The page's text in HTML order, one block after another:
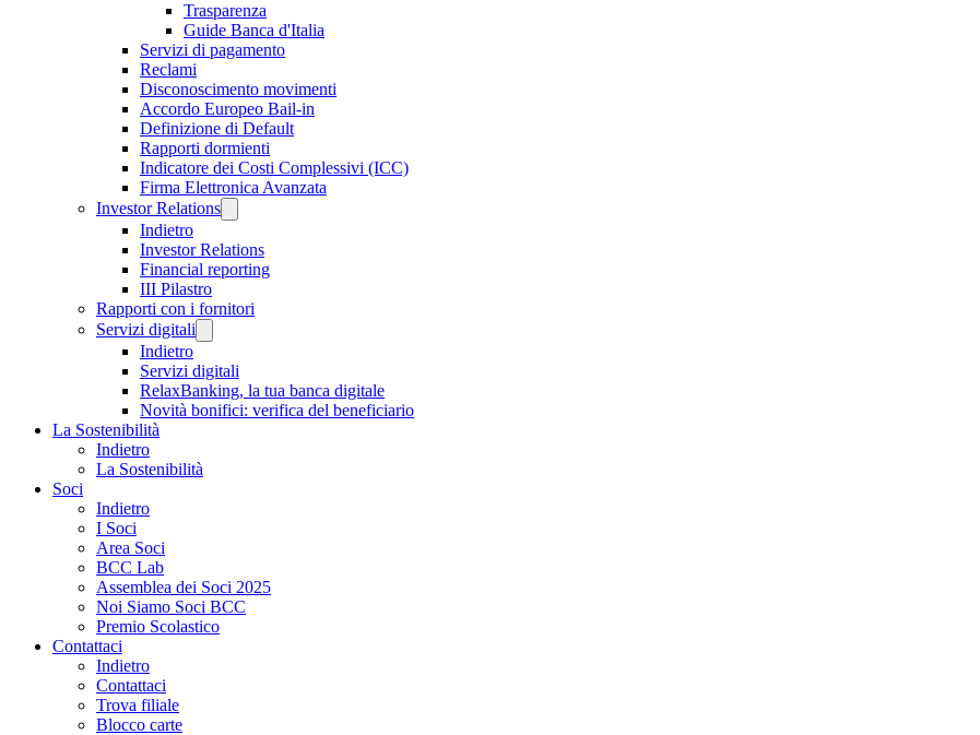
Trasparenza
Guide Banca d'Italia
Servizi di pagamento
Reclami
Disconoscimento movimenti
Accordo Europeo Bail-in
Definizione di Default
Rapporti dormienti
Indicatore dei Costi Complessivi (ICC)
Firma Elettronica Avanzata
Investor Relations
Indietro
Investor Relations
Financial reporting
III Pilastro
Rapporti con i fornitori
Servizi digitali
Indietro
Servizi digitali
RelaxBanking, la tua banca digitale
Novità bonifici: verifica del beneficiario
La Sostenibilità
Indietro
La Sostenibilità
Soci
Indietro
I Soci
Area Soci
BCC Lab
Assemblea dei Soci 2025
Noi Siamo Soci BCC
Premio Scolastico
Contattaci
Indietro
Contattaci
Trova filiale
Blocco carte